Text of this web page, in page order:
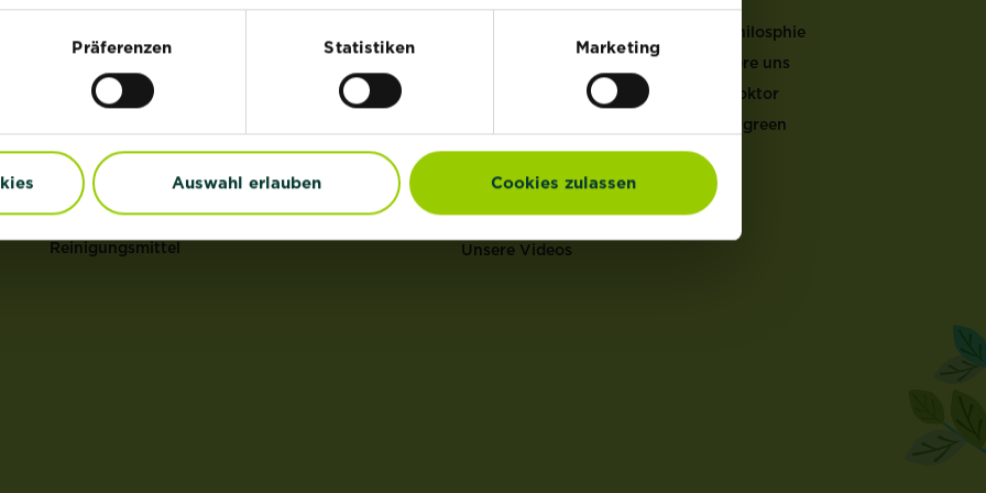
Präferenzen Statistiken Marketing
Auswahl erlauben Cookies zulassen
Erden
Grundstoffe
Unkraut
Schädlinge
Reinigungsmittel
®
Anzucht & Pflege
Erden Rechner
Mulch Rechner
Rasen Coach
Unsere Videos
Unsere Philosphie
Kontaktiere uns
Garten Doktor
Mein Evergreen